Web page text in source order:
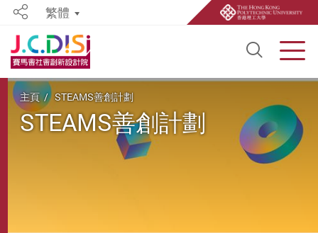
Open
Share繁體
Start main content
主頁 STEAMS善創計劃
STEAMS善創計劃